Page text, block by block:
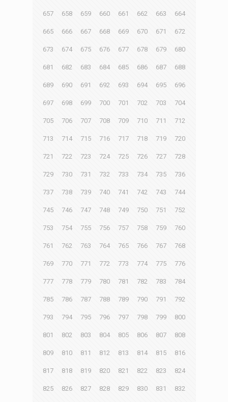
657 658 659 660 661 662 663 664
665 666 667 668 669 670 671 672
673 674 675 676 677 678 679 680
681 682 683 684 685 686 687 688
689 690 691 692 693 694 695 696
697 698 699 700 701 702 703 704
705 706 707 708 709 710 711 712
713 714 715 716 717 718 719 720
721 722 723 724 725 726 727 728
729 730 731 732 733 734 735 736
737 738 739 740 741 742 743 744
745 746 747 748 749 750 751 752
753 754 755 756 757 758 759 760
761 762 763 764 765 766 767 768
769 770 771 772 773 774 775 776
777 778 779 780 781 782 783 784
785 786 787 788 789 790 791 792
793 794 795 796 797 798 799 800
801 802 803 804 805 806 807 808
809 810 811 812 813 814 815 816
817 818 819 820 821 822 823 824
825 826 827 828 829 830 831 832